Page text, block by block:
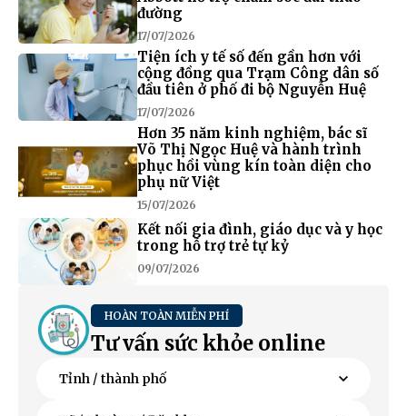
đường
17/07/2026
Tiện ích y tế số đến gần hơn với
cộng đồng qua Trạm Công dân số
đầu tiên ở phố đi bộ Nguyễn Huệ
17/07/2026
Hơn 35 năm kinh nghiệm, bác sĩ
Võ Thị Ngọc Huệ và hành trình
phục hồi vùng kín toàn diện cho
phụ nữ Việt
15/07/2026
Kết nối gia đình, giáo dục và y học
trong hỗ trợ trẻ tự kỷ
09/07/2026
HOÀN TOÀN MIỄN PHÍ
Tư vấn sức khỏe online